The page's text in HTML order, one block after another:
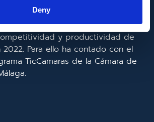
Deny
y gracias al que ha
de un CRM y para la
y productividad de
2022. Para ello ha contado con el
TicCamaras de la Cámara de